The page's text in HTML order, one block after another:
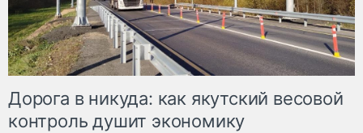
Дорога в никуда: как якутский весовой
контроль душит экономику